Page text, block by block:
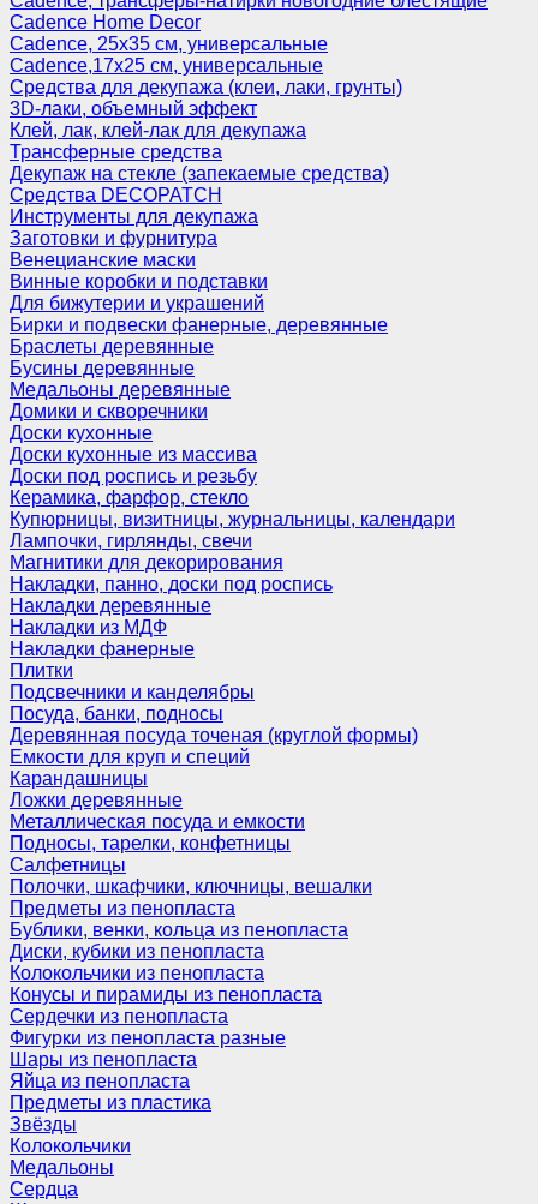
Cadence Home Decor
Cadence, 25х35 см, универсальные
Cadence,17х25 см, универсальные
Средства для декупажа (клеи, лаки, грунты)
3D-лаки, объемный эффект
Клей, лак, клей-лак для декупажа
Трансферные средства
Декупаж на стекле (запекаемые средства)
Средства DECOPATCH
Инструменты для декупажа
Заготовки и фурнитура
Венецианские маски
Винные коробки и подставки
Для бижутерии и украшений
Бирки и подвески фанерные, деревянные
Браслеты деревянные
Бусины деревянные
Медальоны деревянные
Домики и скворечники
Доски кухонные
Доски кухонные из массива
Доски под роспись и резьбу
Керамика, фарфор, стекло
Купюрницы, визитницы, журнальницы, календари
Лампочки, гирлянды, свечи
Магнитики для декорирования
Накладки, панно, доски под роспись
Накладки деревянные
Накладки из МДФ
Накладки фанерные
Плитки
Подсвечники и канделябры
Посуда, банки, подносы
Деревянная посуда точеная (круглой формы)
Емкости для круп и специй
Карандашницы
Ложки деревянные
Металлическая посуда и емкости
Подносы, тарелки, конфетницы
Салфетницы
Полочки, шкафчики, ключницы, вешалки
Предметы из пенопласта
Бублики, венки, кольца из пенопласта
Диски, кубики из пенопласта
Колокольчики из пенопласта
Конусы и пирамиды из пенопласта
Сердечки из пенопласта
Фигурки из пенопласта разные
Шары из пенопласта
Яйца из пенопласта
Предметы из пластика
Звёзды
Колокольчики
Медальоны
Сердца